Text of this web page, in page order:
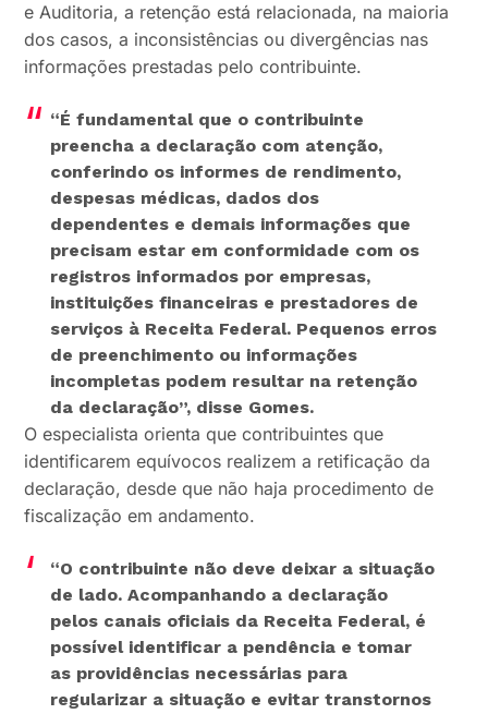
e Auditoria, a retenção está relacionada, na maioria
dos casos, a inconsistências ou divergências nas
informações prestadas pelo contribuinte.
“É fundamental que o contribuinte
preencha a declaração com atenção,
conferindo os informes de rendimento,
despesas médicas, dados dos
dependentes e demais informações que
precisam estar em conformidade com os
registros informados por empresas,
instituições financeiras e prestadores de
serviços à Receita Federal. Pequenos erros
de preenchimento ou informações
incompletas podem resultar na retenção
da declaração”, disse Gomes.
O especialista orienta que contribuintes que
identificarem equívocos realizem a retificação da
declaração, desde que não haja procedimento de
fiscalização em andamento.
“O contribuinte não deve deixar a situação
de lado. Acompanhando a declaração
pelos canais oficiais da Receita Federal, é
possível identificar a pendência e tomar
as providências necessárias para
regularizar a situação e evitar transtornos